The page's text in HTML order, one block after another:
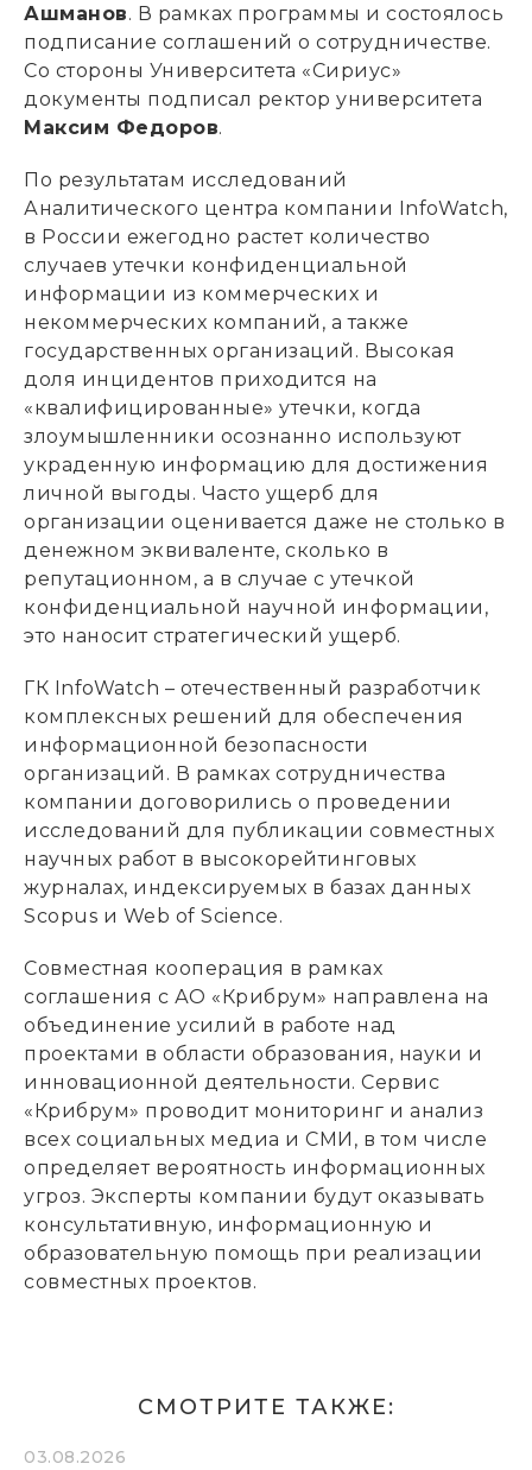
Ашманов. В рамках программы и состоялось
подписание соглашений о сотрудничестве.
Со стороны Университета «Сириус»
документы подписал ректор университета
Максим Федоров.
По результатам исследований
Аналитического центра компании InfoWatch,
в России ежегодно растет количество
случаев утечки конфиденциальной
информации из коммерческих и
некоммерческих компаний, а также
государственных организаций. Высокая
доля инцидентов приходится на
«квалифицированные» утечки, когда
злоумышленники осознанно используют
украденную информацию для достижения
личной выгоды. Часто ущерб для
организации оценивается даже не столько в
денежном эквиваленте, сколько в
репутационном, а в случае с утечкой
конфиденциальной научной информации,
это наносит стратегический ущерб.
ГК InfoWatch – отечественный разработчик
комплексных решений для обеспечения
информационной безопасности
организаций. В рамках сотрудничества
компании договорились о проведении
исследований для публикации совместных
научных работ в высокорейтинговых
журналах, индексируемых в базах данных
Scopus и Web of Science.
Совместная кооперация в рамках
соглашения с АО «Крибрум» направлена на
объединение усилий в работе над
проектами в области образования, науки и
инновационной деятельности. Сервис
«Крибрум» проводит мониторинг и анализ
всех социальных медиа и СМИ, в том числе
определяет вероятность информационных
угроз. Эксперты компании будут оказывать
консультативную, информационную и
образовательную помощь при реализации
совместных проектов.
СМОТРИТЕ ТАКЖЕ:
03.08.2026